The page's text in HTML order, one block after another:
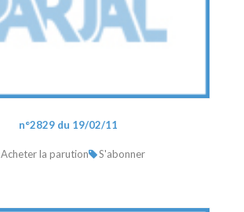
n°2829 du 19/02/11
Acheter la parution S'abonner